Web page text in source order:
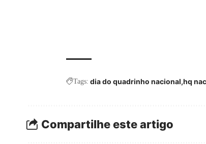
Tags: dia do quadrinho nacional hq
Compartilhe este artigo